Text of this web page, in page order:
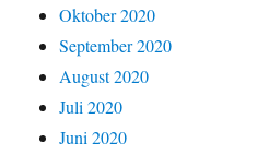
Oktober 2020
September 2020
August 2020
Juli 2020
Juni 2020